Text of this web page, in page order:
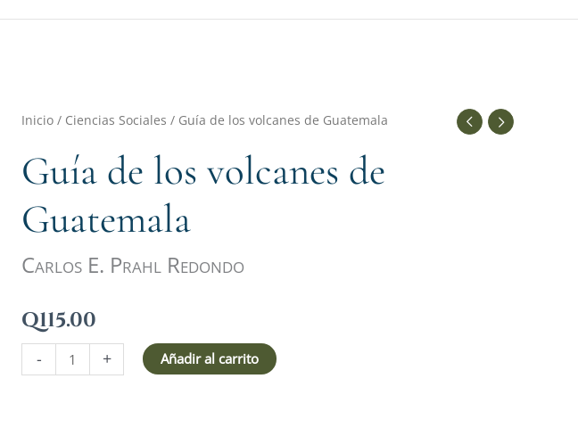
Inicio / Ciencias Sociales / Guía de los volcanes de Guatemala
Guía de los volcanes de
Guatemala
Carlos E. Prahl Redondo
Q115.00
-
Guía
los
de
cantidad
+ Añadir al carrito